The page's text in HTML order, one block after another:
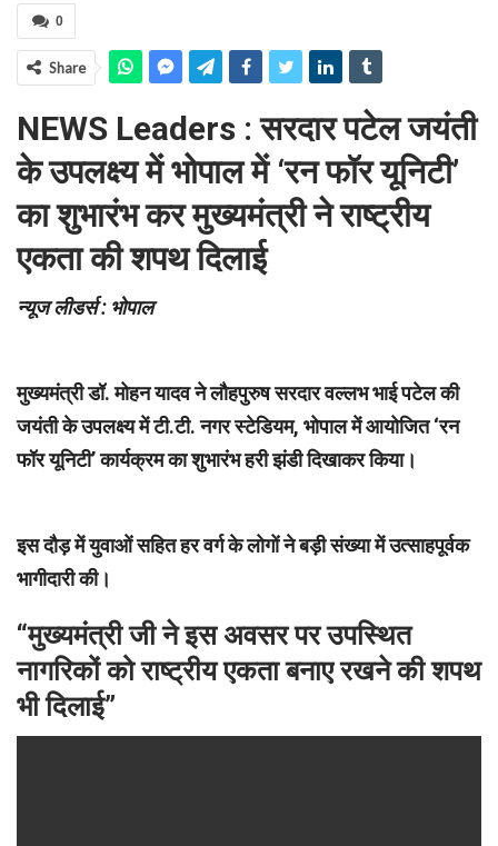
0
Share
NEWS Leaders : सरदार पटेल जयंती
के उपलक्ष्य में भोपाल में ‘रन फॉर यूनिटी’
का शुभारंभ करमुख्यमंत्री ने राष्ट्रीय
एकता की शपथ दिलाई
न्यूज लीडर्स : भोपाल
मुख्यमंत्री डॉ. मोहन यादव ने लौहपुरुष सरदार वल्लभ भाई पटेल की
जयंती के उपलक्ष्य में टी.टी. नगर स्टेडियम, भोपाल में आयोजित ‘रन
फॉर यूनिटी’ कार्यक्रम का शुभारंभ हरी झंडी दिखाकर किया।
इस दौड़ में युवाओं सहित हर वर्ग के लोगों ने बड़ी संख्या में उत्साहपूर्वक
भागीदारी की।
“मुख्यमंत्री जी ने इस अवसर पर उपस्थित
नागरिकों को राष्ट्रीय एकता बनाए रखने की शपथ
भी दिलाई”